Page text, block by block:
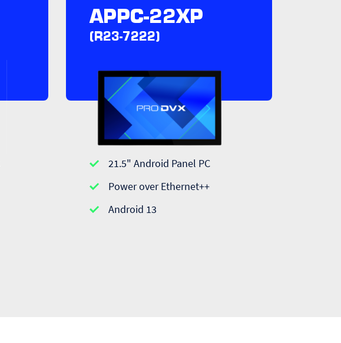
APPC-22XP
(R23-7222)
21.5" Android Panel PC
Power over Ethernet++
Android 13